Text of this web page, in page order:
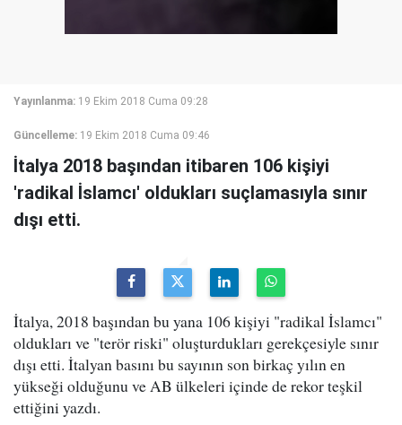
Yayınlanma: 19 Ekim 2018 Cuma 09:28
Güncelleme: 19 Ekim 2018 Cuma 09:46
İtalya 2018 başından itibaren 106 kişiyi
'radikal İslamcı' oldukları suçlamasıyla sınır
dışı etti.
İtalya, 2018 başından bu yana 106 kişiyi "radikal İslamcı"
oldukları ve "terör riski" oluşturdukları gerekçesiyle sınır
dışı etti. İtalyan basını bu sayının son birkaç yılın en
yükseği olduğunu ve AB ülkeleri içinde de rekor teşkil
ettiğini yazdı.